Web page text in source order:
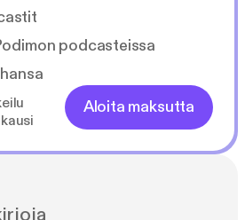
podcasteissa
Aloita maksutta